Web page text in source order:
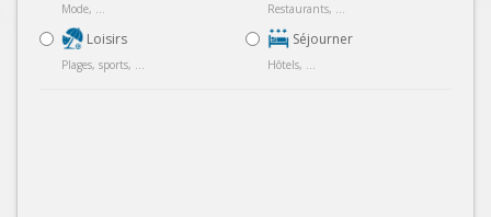
Mode, ...
Loisirs
Plages, sports, ...
Restaurants, ...
Séjourner
Hôtels, ...